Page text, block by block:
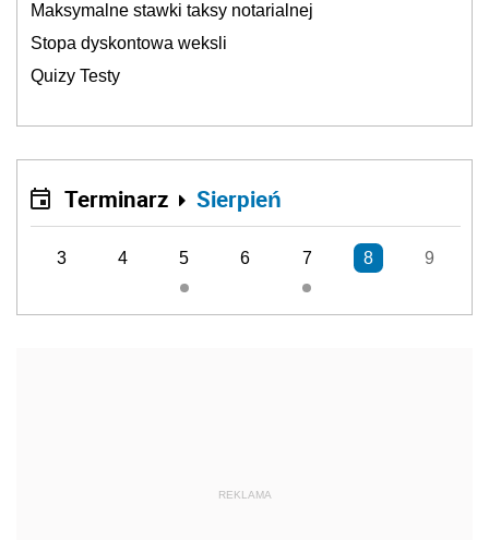
Maksymalne stawki taksy notarialnej
Stopa dyskontowa weksli
Quizy Testy
Terminarz Sierpień
3 4 5 6 7 8 9
REKLAMA